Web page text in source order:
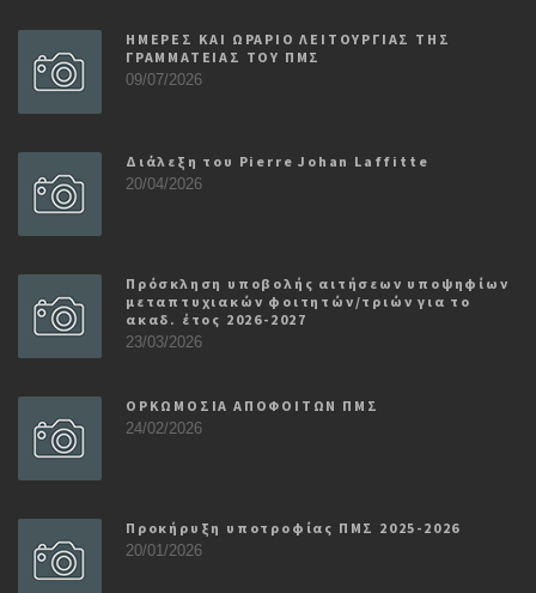
ΗΜΕΡΕΣ ΚΑΙ ΩΡΑΡΙΟ ΛΕΙΤΟΥΡΓΙΑΣ ΤΗΣ
ΓΡΑΜΜΑΤΕΙΑΣ ΤΟΥ ΠΜΣ
09/07/2026
Διάλεξη του Pierre Johan Laffitte
20/04/2026
Πρόσκληση υποβολής αιτήσεων υποψηφίων
μεταπτυχιακών φοιτητών/τριών για το
ακαδ. έτος 2026-2027
23/03/2026
ΟΡΚΩΜΟΣΙΑ ΑΠΟΦΟΙΤΩΝ ΠΜΣ
24/02/2026
Προκήρυξη υποτροφίας ΠΜΣ 2025-2026
20/01/2026